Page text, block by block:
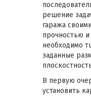
решение
гаража
прочностью
необходимо
заданные
В первую
установить